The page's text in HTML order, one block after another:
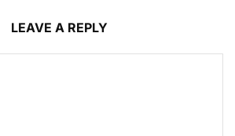
LEAVE A REPLY